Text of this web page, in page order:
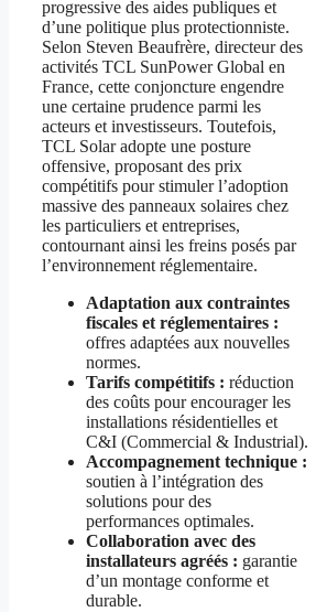
progressive des aides publiques et
d’une politique plus protectionniste.
Selon Steven Beaufrère, directeur des
activités TCL SunPower Global en
France, cette conjoncture engendre
une certaine prudence parmi les
acteurs et investisseurs. Toutefois,
TCL Solar adopte une posture
offensive, proposant des prix
compétitifs pour stimuler l’adoption
massive des panneaux solaires chez
les particuliers et entreprises,
contournant ainsi les freins posés par
l’environnement réglementaire.
Adaptation aux contraintes
fiscales et réglementaires :
offres adaptées aux nouvelles
normes.
Tarifs compétitifs : réduction
des coûts pour encourager les
installations résidentielles et
C&I (Commercial & Industrial).
Accompagnement technique :
soutien à l’intégration des
solutions pour des
performances optimales.
Collaboration avec des
installateurs agréés : garantie
d’un montage conforme et
durable.